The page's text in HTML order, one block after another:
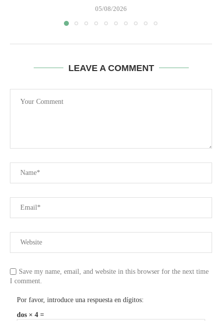
05/08/2026
LEAVE A COMMENT
Save my name, email, and website in this browser for the next time
I comment.
Por favor, introduce una respuesta en dígitos:
dos × 4 =